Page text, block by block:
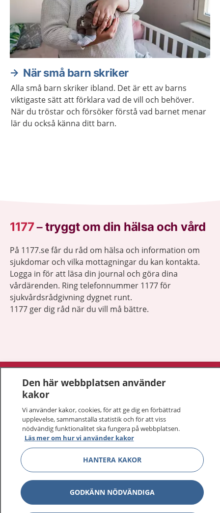
När små barn skriker
Alla små barn skriker ibland. Det är ett av barns
viktigaste sätt att förklara vad de vill och behöver.
När du tröstar och försöker förstå vad barnet menar
lär du också känna ditt barn.
1177–tryggt om din hälsa och vård
På 1177.se får du råd om hälsa och information om
sjukdomar och vilka mottagningar du kan kontakta.
Logga in för att läsa din journal och göra dina
vårdärenden. Ring telefonnummer 1177 för
sjukvårdsrådgivning dygnet runt.
1177 ger dig råd när du vill må bättre.
Visa
Om 1177
Kontakt
Behandling av personuppgifter
Hantering av kakor
Den här webbplatsen använder
kakor
Vi använder kakor, cookies, för att ge dig en förbättrad
upplevelse, sammanställa statistik och för att viss
nödvändig funktionalitet ska fungera på webbplatsen.
Läs mer om hur vi använder kakor
HANTERA KAKOR
GODKÄNN NÖDVÄNDIGA